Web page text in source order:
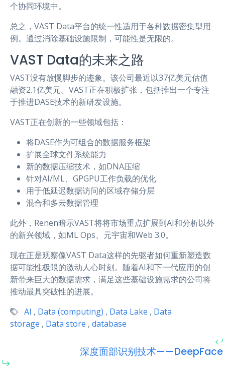
个协同环境中。
总之，VAST Data平台的统一性适用于各种数据密集型用
例。通过消除基础设施限制，可能性是无限的。
VAST Data的未来之路
VAST没有放慢脚步的迹象。该公司最近以37亿美元估值
融资2.1亿美元。VAST正在积极扩张，包括推出一个专注
于推进DASE技术的新研发设施。
VAST正在创新的一些领域包括：
将DASE作为可组合的数据服务框架
扩展全球文件系统能力
新的数据压缩技术，如DNA压缩
针对AI/ML、GPGPU工作负载的优化
用于低延迟数据访问的区域存储分层
混合和多云数据管理
此外，Renen暗示VAST将将市场重点扩展到AI和分析以外
的新兴领域，如ML Ops、元宇宙和Web 3.0。
现在正是观察像VAST Data这样的先驱者如何重新塑造数
据可能性极限的激动人心时刻。随着AI和下一代应用的创
新带来巨大的数据需求，满足这些基础设施需求的公司将
推动最具突破性的进展。
AI , Data (computing) , Data Lake , Data
storage , Data store , database
深度面部识别技术——DeepFace